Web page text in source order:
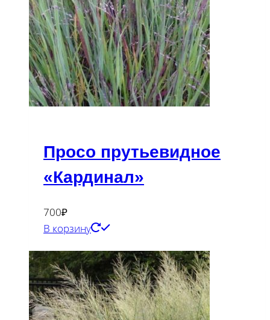
Просо прутьевидное
«Кардинал»
700₽
В корзину